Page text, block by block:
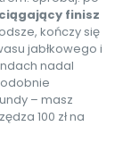
finisz
kończy się
jabłkowego i
nadal
– masz
100 zł na